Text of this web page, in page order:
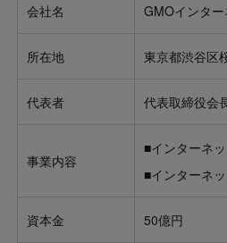
会社名 GMOインタ
所在地 東京都渋谷区
代表者 代表取締役
事業内容
■インターネ
■インター
資本金 50億円